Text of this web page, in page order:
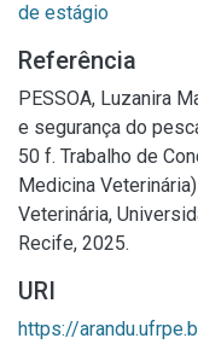
de estágio
Referência
PESSOA, Luzanira
e segurança do
50 f. Trabalho de
Medicina
Veterinária,
Recife, 2025.
URI
https://